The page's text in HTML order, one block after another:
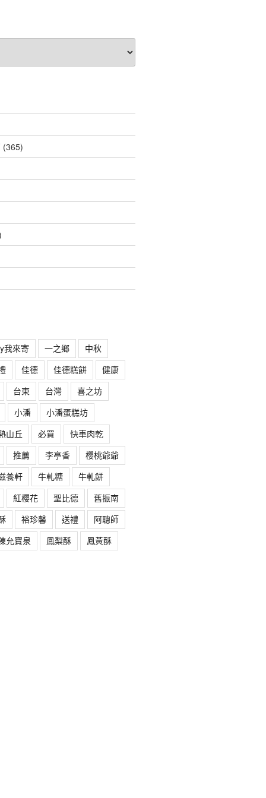
(365)
我來寄 一之鄉
中秋
佳德 佳德糕餅
健康
台東
台灣
喜之坊
小潘
小潘蛋糕坊
山丘
必買
快車肉乾
推薦
李亭香
櫻桃爺爺
養軒
牛軋糖
牛軋餅
紅櫻花
聖比德
舊振南
裕珍馨 送禮
阿聰師
允寶泉
鳳梨酥 鳳黃酥